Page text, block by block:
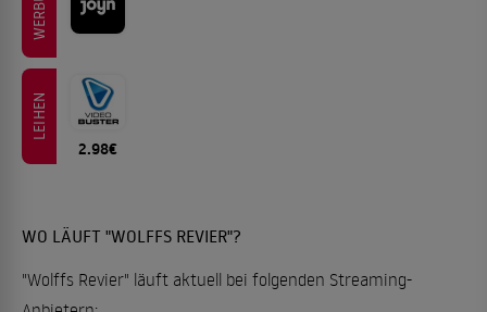
LEIHEN
2.98€
WO LÄUFT "WOLFFS REVIER"?
"Wolffs Revier" läuft aktuell bei folgenden Streaming-